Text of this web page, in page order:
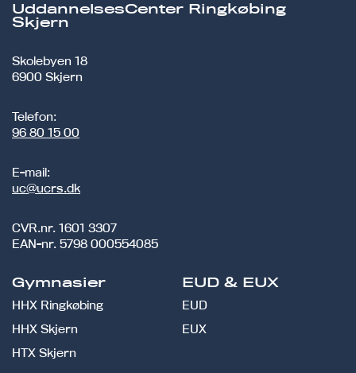
UddannelsesCenter Ringkøbing
Skjern
Skolebyen 18
6900 Skjern
Telefon:
96 80 15 00
E-mail:
uc@ucrs.dk
CVR.nr. 1601 3307
EAN-nr. 5798 000554085
Gymnasier
HHX Ringkøbing
HHX Skjern
HTX Skjern
EUD & EUX
EUD
EUX